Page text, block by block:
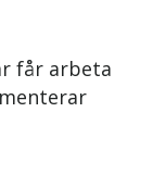
får arbeta